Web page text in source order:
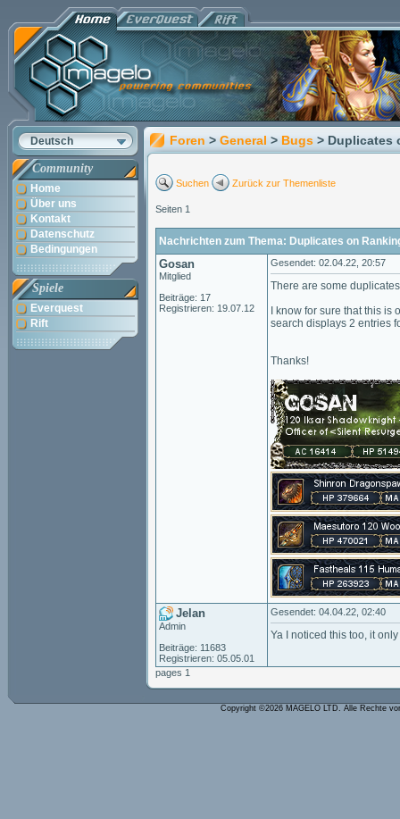
Deutsch
Community
Home
Über uns
Kontakt
Datenschutz
Bedingungen
Spiele
Everquest
Rift
Foren > General > Bugs > Duplicates
Suchen Zurück zur Themenliste
Seiten 1
Nachrichten zum Thema: Duplicates on
Gosan
Mitglied
Beiträge: 17
Registrieren: 19.07.12
Gesendet: 02.04.22, 20:57
There are some
I know for sure that this
search displays 2 entries
Thanks!
Jelan
Admin
Beiträge: 11683
Registrieren: 05.05.01
Gesendet: 04.04.22, 02:40
Ya I noticed this too, it
pages 1
Copyright ©2026 MAGELO LTD. Alle Rechte